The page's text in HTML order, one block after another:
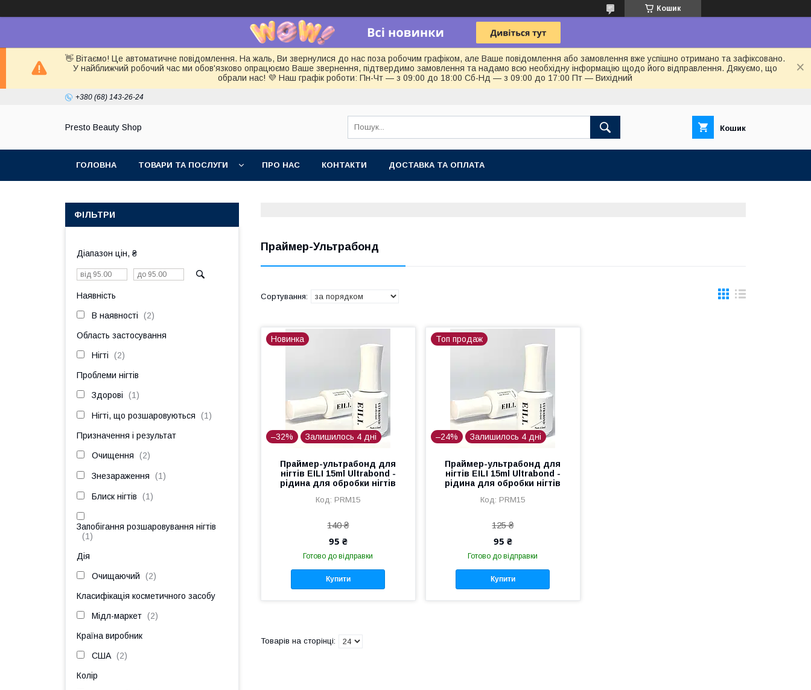
Кошик
👋 Вітаємо! Це автоматичне повідомлення. На жаль, Ви звернулися до нас поза робочим графіком, але Ваше повідомлення або замовлення вже успішно отримано та зафіксовано.
У найближчий робочий час ми обов'язково опрацюємо Ваше звернення, підтвердимо замовлення та надамо всю необхідну інформацію щодо його відправлення. Дякуємо, що
обрали нас! 💜 Наш графік роботи: Пн-Чт — з 09:00 до 18:00 Сб-Нд — з 09:00 до 17:00 Пт — Вихідний
+380 (68) 143-26-24
Presto Beauty Shop Кошик
ГОЛОВНА ТОВАРИ ТА ПОСЛУГИ ПРО НАС КОНТАКТИ ДОСТАВКА ТА ОПЛАТА
Праймер-Ультрабонд
Новинка
–32% Залишилось 4 дні
Праймер-ультрабонд для
нігтів EILI 15ml Ultrabond -
рідина для обробки нігтів
PRM15
140 ₴
95 ₴
Готово до відправки
Купити
Топ продаж
–24% Залишилось 4 дні
Праймер-ультрабонд для
нігтів EILI 15ml Ultrabond -
рідина для обробки нігтів
PRM15
125 ₴
95 ₴
Готово до відправки
Купити
ФІЛЬТРИ
Діапазон цін, ₴
Наявність
В наявності 2
Область застосування
Нігті 2
Проблеми нігтів
Здорові 1
Нігті, що розшаровуються 1
Призначення і результат
Очищення 2
Знезараження 1
Блиск нігтів 1
Запобігання розшаровування нігтів
1
Дія
Очищаючий 2
Класифікація косметичного засобу
Мідл-маркет 2
Країна виробник
США 2
Колір